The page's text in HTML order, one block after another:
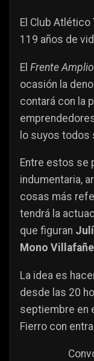
El Club
119 años de
El Frente
ocasión la
contará con la
lo suyos
Entre estos se
indumentaria,
cosas más
tendrá la
que figuran
Mono Villafañe
La idea es
desde las 20
septiembre en
Fierro con